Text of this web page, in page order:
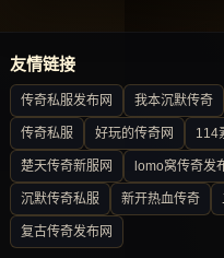
友情链接
传奇私服发布网 我本沉默传奇
传奇私服 好玩的传奇网 114
楚天传奇新服网 lomo窝传奇发
沉默传奇私服 新开热血传奇
复古传奇发布网